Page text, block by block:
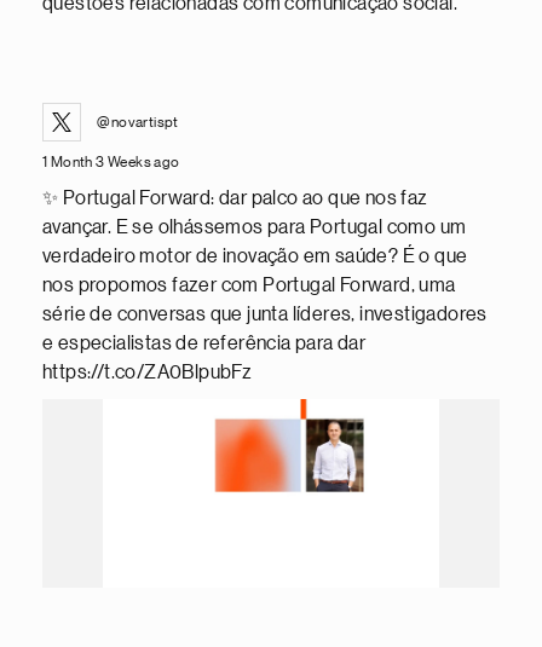
@novartispt
1 Month 3 Weeks ago
✨ Portugal Forward: dar palco ao que nos faz
avançar. E se olhássemos para Portugal como um
verdadeiro motor de inovação em saúde? É o que
nos propomos fazer com Portugal Forward, uma
série de conversas que junta líderes, investigadores
e especialistas de referência para dar
https://t.co/ZA0BlpubFz